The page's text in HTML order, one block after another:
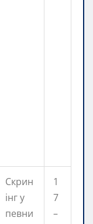
Скрин
інг у
певни
1
7
–